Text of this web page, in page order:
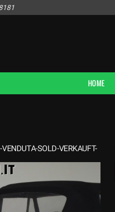
HOME
-VENDUTA-SOLD-VERKAUFT-